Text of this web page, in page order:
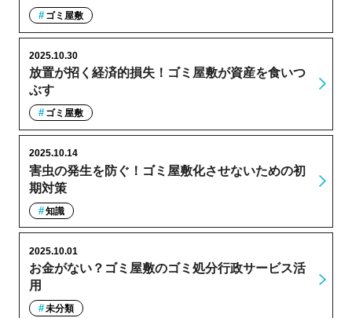
ゴミ屋敷
放置が招く経済的損失！ゴミ屋敷が資産を食いつ
ぶす
2025.10.30
ゴミ屋敷
害虫の発生を防ぐ！ゴミ屋敷化させないための初
期対策
2025.10.14
知識
お金がない？ゴミ屋敷のゴミ処分行政サービス活
用
2025.10.01
未分類